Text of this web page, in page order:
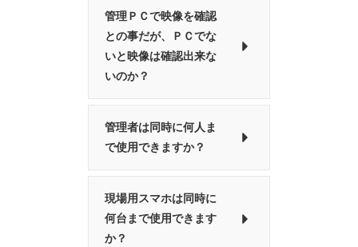
管理ＰＣで映像を確認
との事だが、ＰＣでな
いと映像は確認出来な
いのか？
管理者は同時に何人ま
で使用できますか？
現場用スマホは同時に
何台まで使用できます
か？